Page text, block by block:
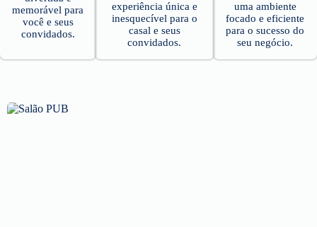
memorável para
você e seus
convidados.
experiência única e
inesquecível para o
casal e seus
convidados.
uma ambiente
focado e eficiente
para o sucesso do
seu negócio.